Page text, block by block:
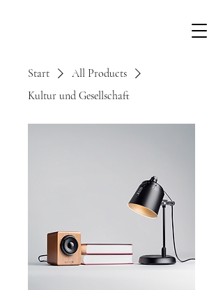
Start
All Products
Kultur und Gesellschaft